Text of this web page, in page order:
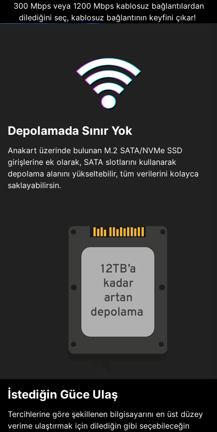
300 Mbps veya 1200 Mbps kablosuz bağlantılardan
dilediğini seç, kablosuz bağlantının keyfini çıkar!
Depolamada Sınır Yok
Anakart üzerinde bulunan M.2 SATA/NVMe SSD
girişlerine ek olarak, SATA slotlarını kullanarak
depolama alanını yükseltebilir, tüm verilerini kolayca
saklayabilirsin.
İstediğin Güce Ulaş
Tercihlerine göre şekillenen bilgisayarını en üst düzey
verime ulaştırmak için dilediğin gibi seçebileceğin